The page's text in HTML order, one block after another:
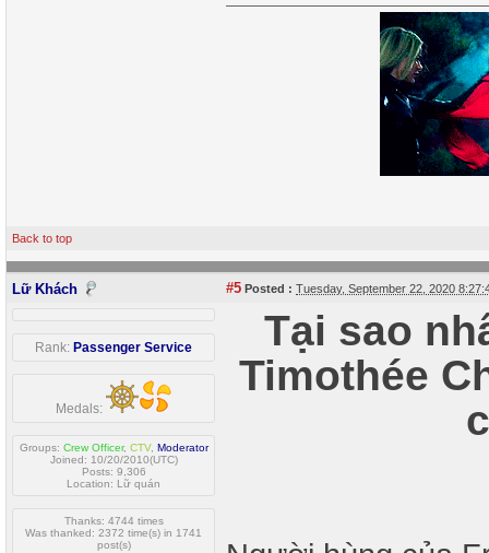
Back to top
Lữ Khách #5 Posted : Tuesday, September 22, 2020
Rank: Passenger Service
Medals:
Groups: Crew Officer, CTV, Moderator
Joined: 10/20/2010(UTC)
Posts: 9,306
Location: Lữ quán
Thanks: 4744 times
Was thanked: 2372 time(s) in 1741
post(s)
Tại sao
Timothée